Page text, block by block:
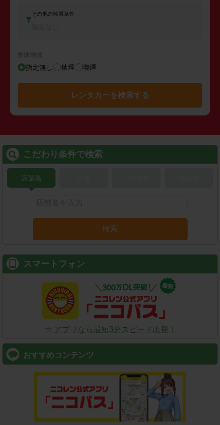
その他の検索条件
禁煙/喫煙
指定無し 禁煙 喫煙
レンタカーを検索する
こだわり条件で検索
店舗名
検索
スマートフォン
⇒ アプリなら最短3分スピード出発！
おすすめコンテンツ